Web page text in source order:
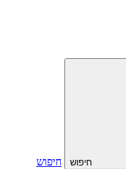
חיפוש
חיפוש